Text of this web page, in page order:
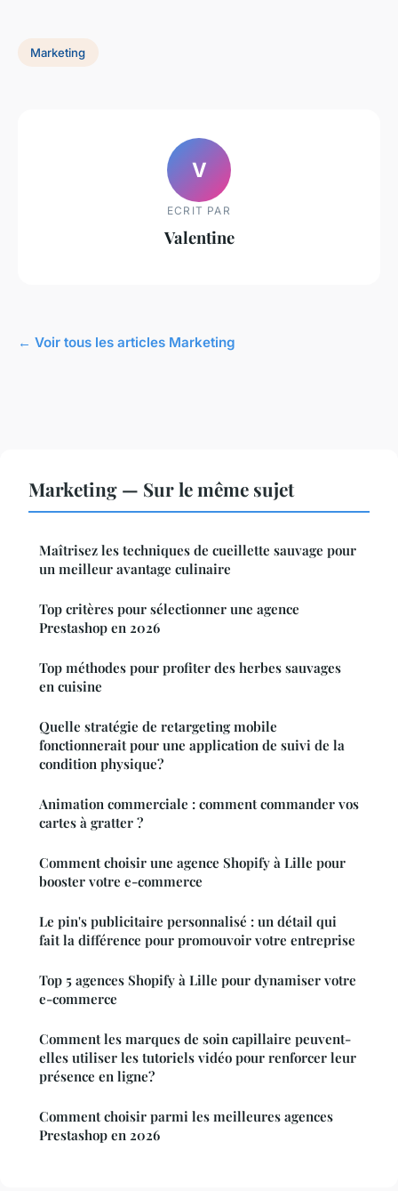
Marketing
V
ECRIT PAR
Valentine
← Voir tous les articles Marketing
Marketing — Sur le même sujet
Maîtrisez les techniques de cueillette sauvage pour
un meilleur avantage culinaire
Top critères pour sélectionner une agence
Prestashop en 2026
Top méthodes pour profiter des herbes sauvages
en cuisine
Quelle stratégie de retargeting mobile
fonctionnerait pour une application de suivi de la
condition physique?
Animation commerciale : comment commander vos
cartes à gratter ?
Comment choisir une agence Shopify à Lille pour
booster votre e-commerce
Le pin's publicitaire personnalisé : un détail qui
fait la différence pour promouvoir votre entreprise
Top 5 agences Shopify à Lille pour dynamiser votre
e-commerce
Comment les marques de soin capillaire peuvent-
elles utiliser les tutoriels vidéo pour renforcer leur
présence en ligne?
Comment choisir parmi les meilleures agences
Prestashop en 2026